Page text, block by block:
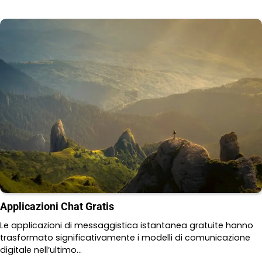
Applicazioni Chat Gratis
Le applicazioni di messaggistica istantanea gratuite hanno
trasformato significativamente i modelli di comunicazione
digitale nell’ultimo…